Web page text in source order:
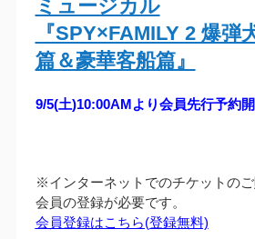
ミュージカル
『SPY×FAMILY 2 爆弾
篇＆豪華客船篇』
9/5(土)10:00AMより会員先行予約開
※インターネットでのチケットの
会員の登録が必要です。
会員登録はこちら(登録無料)